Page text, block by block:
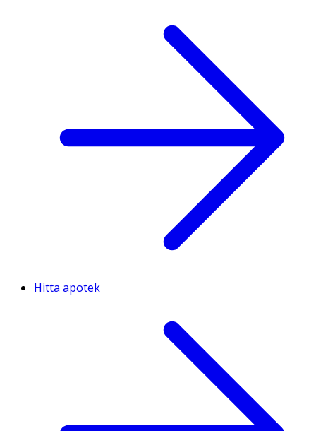
Hitta apotek